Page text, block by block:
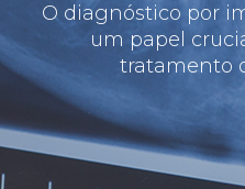
O diagnóstico por
um papel
tratamento